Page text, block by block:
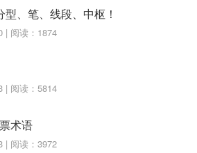
、笔、线段、中枢！
| 阅读：1874
| 阅读：5814
术语
| 阅读：3972